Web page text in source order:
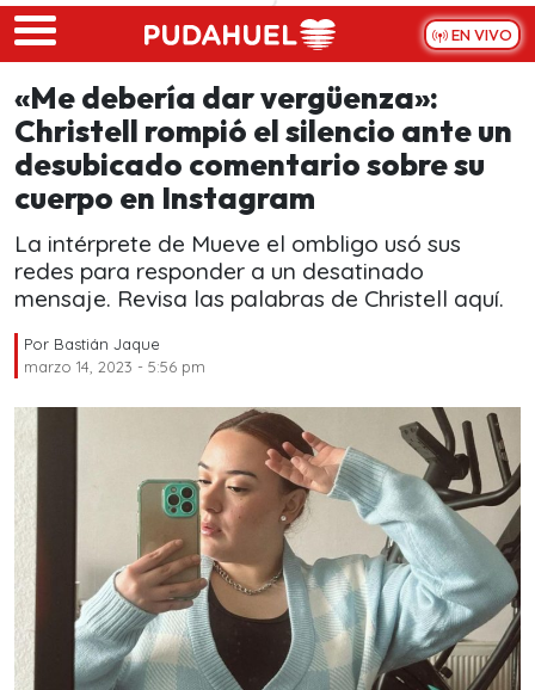
Skip to main content
EN VIVO
«Me debería dar vergüenza»:
Christell rompió el silencio ante un
desubicado comentario sobre su
cuerpo en Instagram
La intérprete de Mueve el ombligo usó sus
redes para responder a un desatinado
mensaje. Revisa las palabras de Christell aquí.
Por Bastián Jaque
marzo 14, 2023 - 5:56 pm